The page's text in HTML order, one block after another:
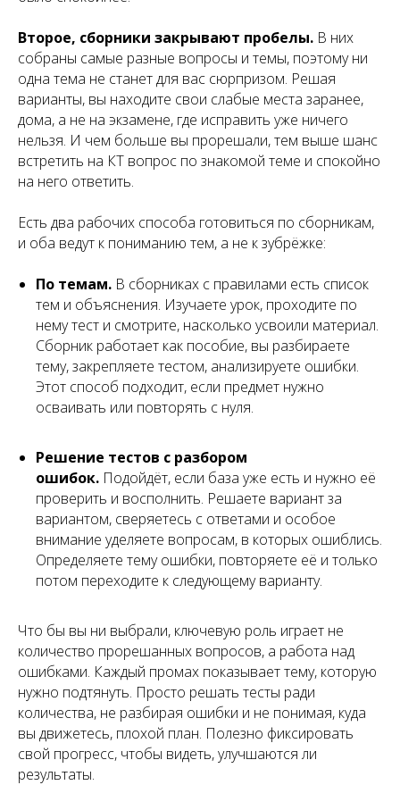
Второе, сборники закрывают пробелы. В них
собраны самые разные вопросы и темы, поэтому ни
одна тема не станет для вас сюрпризом. Решая
варианты, вы находите свои слабые места заранее,
дома, а не на экзамене, где исправить уже ничего
нельзя. И чем больше вы прорешали, тем выше шанс
встретить на КТ вопрос по знакомой теме и спокойно
на него ответить.
Есть два рабочих способа готовиться по сборникам,
и оба ведут к пониманию тем, а не к зубрёжке:
По темам. В сборниках с правилами есть список
тем и объяснения. Изучаете урок, проходите по
нему тест и смотрите, насколько усвоили материал.
Сборник работает как пособие, вы разбираете
тему, закрепляете тестом, анализируете ошибки.
Этот способ подходит, если предмет нужно
осваивать или повторять с нуля.
Решение тестов с разбором
ошибок. Подойдёт, если база уже есть и нужно её
проверить и восполнить. Решаете вариант за
вариантом, сверяетесь с ответами и особое
внимание уделяете вопросам, в которых ошиблись.
Определяете тему ошибки, повторяете её и только
потом переходите к следующему варианту.
Что бы вы ни выбрали, ключевую роль играет не
количество прорешанных вопросов, а работа над
ошибками. Каждый промах показывает тему, которую
нужно подтянуть. Просто решать тесты ради
количества, не разбирая ошибки и не понимая, куда
вы движетесь, плохой план. Полезно фиксировать
свой прогресс, чтобы видеть, улучшаются ли
результаты.